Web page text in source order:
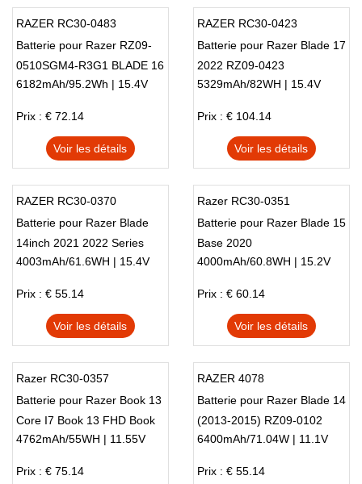
RAZER RC30-0483
Batterie pour Razer RZ09-
0510SGM4-R3G1 BLADE 16
2023 GEFORCE RTX 4070
6182mAh/95.2Wh | 15.4V
Prix : € 72.14
Voir les détails
RAZER RC30-0423
Batterie pour Razer Blade 17
2022 RZ09-0423
5329mAh/82WH | 15.4V
Prix : € 104.14
Voir les détails
RAZER RC30-0370
Batterie pour Razer Blade
14inch 2021 2022 Series
4003mAh/61.6WH | 15.4V
Prix : € 55.14
Voir les détails
Razer RC30-0351
Batterie pour Razer Blade 15
Base 2020
4000mAh/60.8WH | 15.2V
Prix : € 60.14
Voir les détails
Razer RC30-0357
Batterie pour Razer Book 13
Core I7 Book 13 FHD Book
13 UHD Touch 2020
4762mAh/55WH | 11.55V
Prix : € 75.14
RAZER 4078
Batterie pour Razer Blade 14
(2013-2015) RZ09-0102
RZ09-0130 laptop
6400mAh/71.04W | 11.1V
Prix : € 55.14